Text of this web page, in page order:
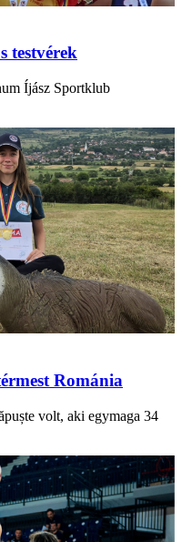
testvérek
Íjász Sportklub
Románia
volt, aki egymaga 34